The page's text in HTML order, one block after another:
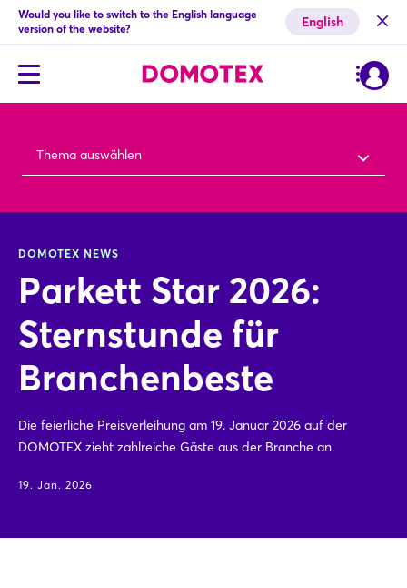
Would you like to switch to the English language
version of the website?
English
Thema auswählen
DOMOTEX NEWS
Parkett Star 2026:
Sternstunde für
Branchenbeste
Die feierliche Preisverleihung am 19. Januar 2026 auf der
DOMOTEX zieht zahlreiche Gäste aus der Branche an.
19. Jan. 2026